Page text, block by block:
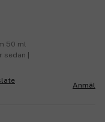
50 ml
|
Anmäl